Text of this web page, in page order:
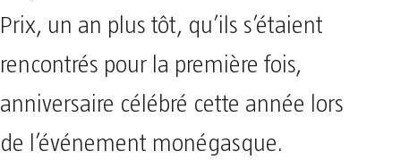
Prix, un an plus tôt, qu’ils s’étaient
rencontrés pour la première fois,
anniversaire célébré cette année lors
de l’événement monégasque.